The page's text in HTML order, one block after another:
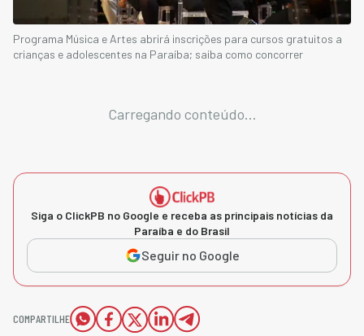
Programa Música e Artes abrirá inscrições para cursos gratuitos a
crianças e adolescentes na Paraíba; saiba como concorrer
Carregando conteúdo...
Siga o ClickPB no Google e receba as principais notícias da
Paraíba e do Brasil
Seguir no Google
COMPARTILHE